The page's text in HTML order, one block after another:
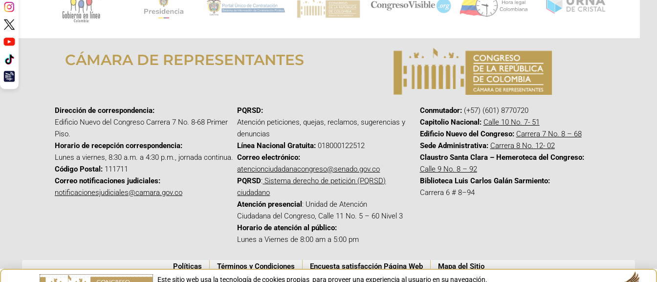
CÁMARA DE REPRESENTANTES
Dirección de correspondencia:
Edificio Nuevo del Congreso Carrera 7 No. 8-68 Primer
Piso.
Horario de recepción correspondencia:
Lunes a viernes, 8:30 a.m. a 4:30 p.m., jornada continua.
Código Postal: 111711
Correo notificaciones judiciales:
notificacionesjudiciales@camara.gov.co
PQRSD:
Atención peticiones, quejas, reclamos, sugerencias y
denuncias
Línea Nacional Gratuita: 018000122512
Correo electrónico:
atencionciudadanacongreso@senado.gov.co
PQRSD: Sistema derecho de petición (PQRSD)
ciudadano
Atención presencial : Unidad de Atención
Ciudadana del Congreso, Calle 11 No. 5 – 60 Nivel 3
Horario de atención al público:
Lunes a Viernes de 8:00 am a 5:00 pm
Conmutador:(+57) (601) 8770720
Capitolio Nacional: Calle 10 No. 7- 51
Edificio Nuevo del Congreso: Carrera 7 No. 8 – 68
Sede Administrativa: Carrera 8 No. 12- 02
Claustro Santa Clara – Hemeroteca del Congreso:
Calle 9 No. 8 – 92
Biblioteca Luis Carlos Galán Sarmiento:
Carrera 6 # 8–94
Políticas Términos y Condiciones Encuesta satisfacción Página Web Mapa del Sitio
Este sitio web usa la tecnología de cookies propias para proveer una experiencia al usuario en su navegación.